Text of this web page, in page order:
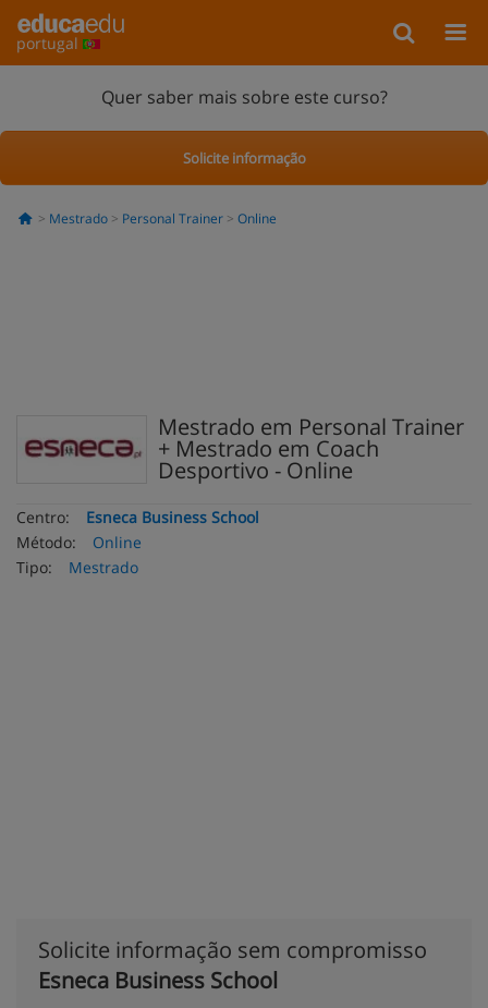
portugal
Quer saber mais sobre este curso?
Solicite informação
Mestrado Personal Trainer Online
Mestrado em Personal Trainer
+ Mestrado em Coach
Desportivo - Online
Centro:
Esneca Business School
Método:
Online
Tipo:
Mestrado
Solicite informação sem compromisso
Esneca Business School